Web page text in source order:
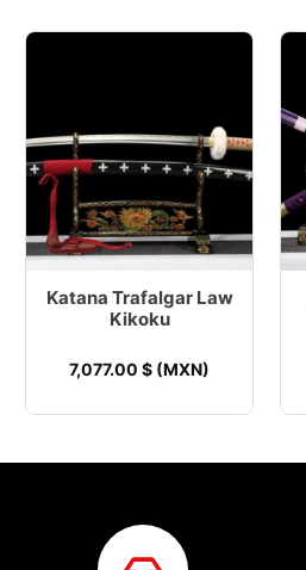
Katana Trafalgar Law
Kikoku
7,077.00 $ (MXN)